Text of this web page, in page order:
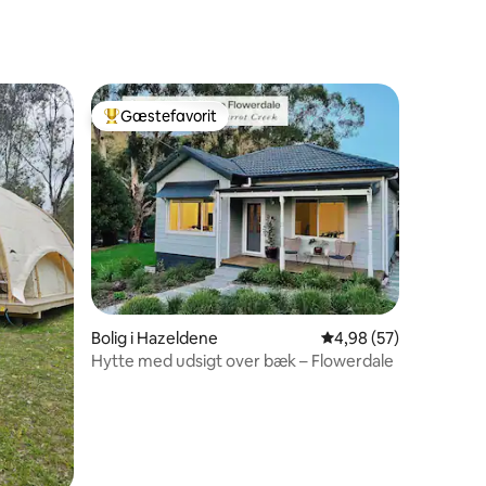
omtaler
Bedste gæstefavorit
Gæstefavorit
Bolig i Hazeldene 4,98 ud af 5 i
4,98 (57)
Hytte med udsigt over bæk – Flowerdale